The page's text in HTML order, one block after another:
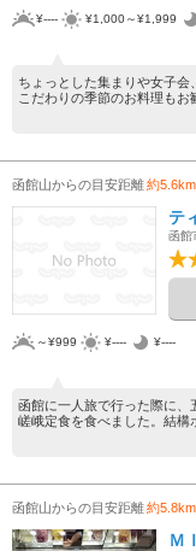
¥---- ¥1,000～¥1,999
ちょっとした集まりや女子
こだわりの季節のお料理もお
函館山からの目安距離約5.6km
テ
函館
～¥999 ¥---- ¥----
函館に一人旅で行った際に、
嵯峨定食を食べました。結構
函館山からの目安距離約5.8km
Ｍ